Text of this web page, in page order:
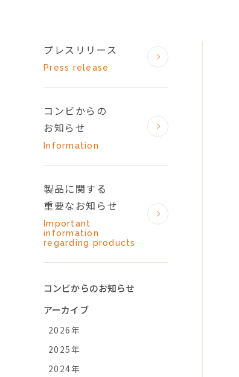
プレスリリース
Press release
コンビからの
お知らせ
Information
製品に関する
重要なお知らせ
Important
information
regarding products
コンビからのお知らせ
アーカイブ
2026年
2025年
2024年